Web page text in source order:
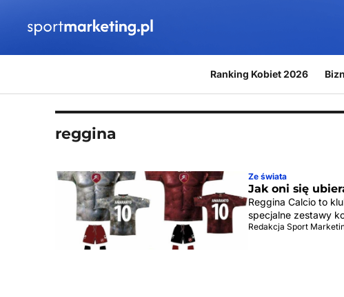
Ranking Kobiet 2026
reggina
Ze świata
Jak oni się
Reggina Calcio to
specjalne zestawy
Redakcja Sport